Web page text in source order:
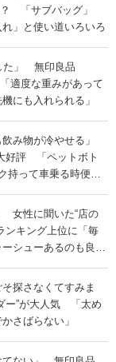
「サブバッグ」
れ」と使い道いろいろ
た」 無印良品
適度な重みがあって
にも入れられる」
飲み物が冷やせる」
好評 「ペットボト
持って車乗る時便
女性に聞いた“店の
ンキング上位に「毎
シューあるのも良
探さなくてすみま
ー”が大人気 「太め
さばらない」